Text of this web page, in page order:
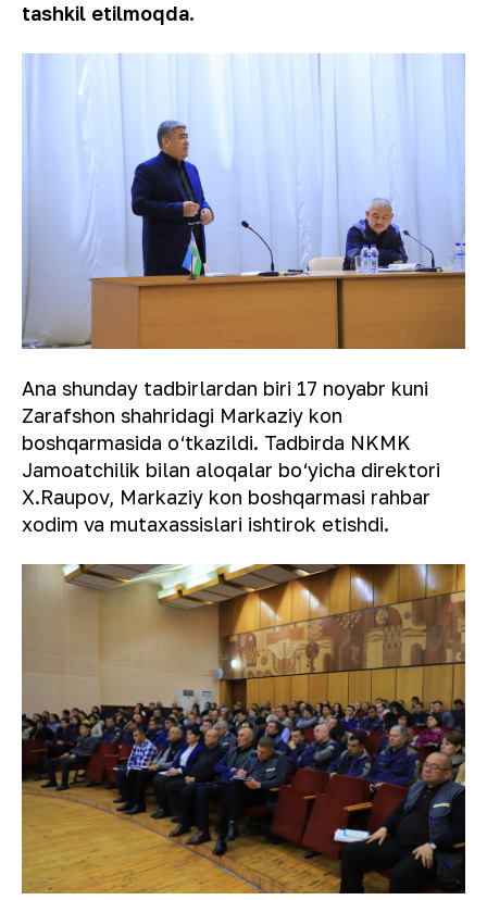
tashkil etilmoqda.
Ana shunday tadbirlardan biri 17 noyabr kuni
Zarafshon shahridagi Markaziy kon
boshqarmasida o‘tkazildi. Tadbirda NKMK
Jamoatchilik bilan aloqalar bo‘yicha direktori
X.Raupov, Markaziy kon boshqarmasi rahbar
xodim va mutaxassislari ishtirok etishdi.